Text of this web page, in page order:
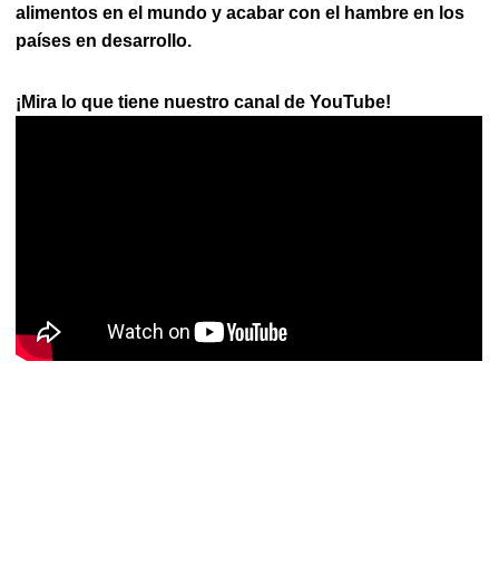
alimentos en el mundo y acabar con el hambre en los
países en desarrollo.
¡Mira lo que tiene nuestro canal de YouTube!